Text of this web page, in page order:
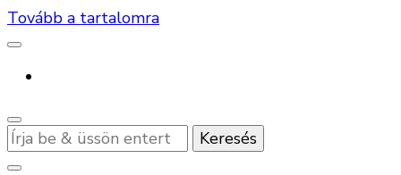
Tovább a tartalomra
Keres
valamit?